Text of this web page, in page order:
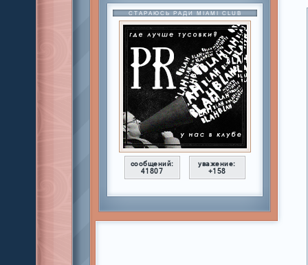
СТАРАЮСЬ РАДИ MIAMI CLUB
сообщений:
41807
уважение:
+158